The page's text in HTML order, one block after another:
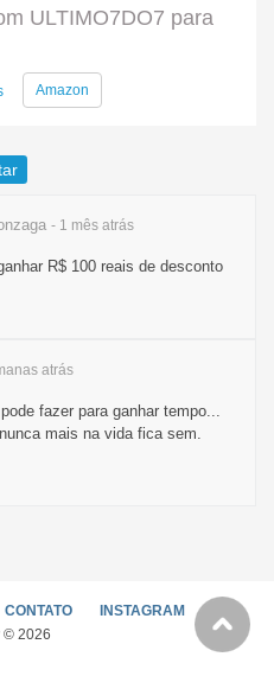
ULTIMO7DO7 para
Amazon
- 1 mês atrás
R$ 100 reais de desconto
atrás
fazer para ganhar tempo...
mais na vida fica sem.
CONTATO
INSTAGRAM
© 2026